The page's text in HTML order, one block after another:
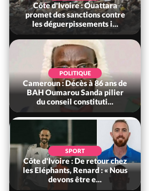
Côte d'Ivoire : Ouattara
promet des sanctions contre
les déguerpissements i...
POLITIQUE
Cameroun : Décès à 86 ans de
BAH Oumarou Sanda pilier
du conseil constituti...
SPORT
Côte d'Ivoire : De retour chez
les Eléphants, Renard : « Nous
devons être e...